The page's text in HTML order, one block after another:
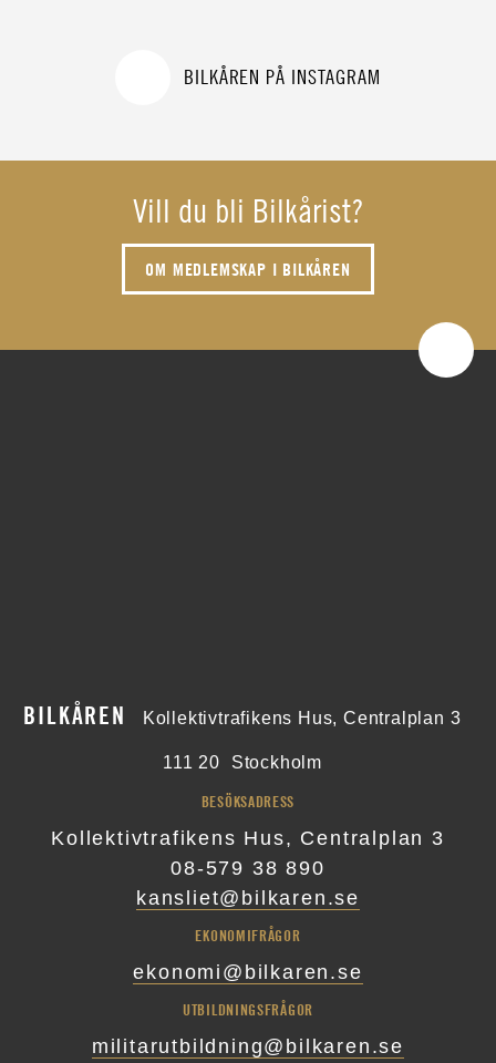
BILKÅREN PÅ INSTAGRAM
Vill du bli Bilkårist?
OM MEDLEMSKAP I BILKÅREN
BILKÅREN Kollektivtrafikens Hus, Centralplan 3
111 20 Stockholm
BESÖKSADRESS
Kollektivtrafikens Hus, Centralplan 3
08-579 38 890
kansliet@bilkaren.se
EKONOMIFRÅGOR
ekonomi@bilkaren.se
UTBILDNINGSFRÅGOR
militarutbildning@bilkaren.se